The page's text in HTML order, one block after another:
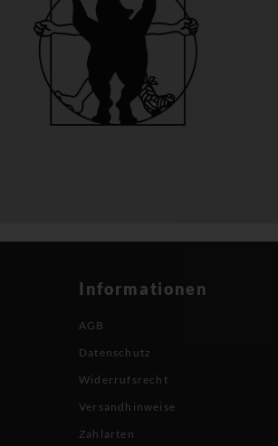
Informationen
AGB
Datenschutz
Widerrufsrecht
Versandhinweise
Zahlarten